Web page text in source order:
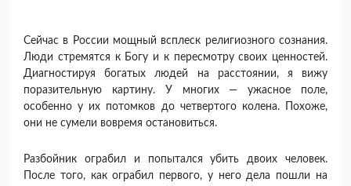
Сейчас в России мощный всплеск религиозного сознания.
Люди стремятся к Богу и к пересмотру своих ценностей.
Диагностируя богатых людей на расстоянии, я вижу
поразительную картину. У многих — ужасное поле,
особенно у их потом­ков до четвертого колена. Похоже,
они не сумели вовремя остановиться.
Разбойник ограбил и попытался убить двоих человек.
После того, как ограбил первого, у него дела пошли на